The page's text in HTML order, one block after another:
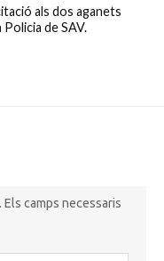
als dos aganets
Policia de SAV.
Els camps necessaris